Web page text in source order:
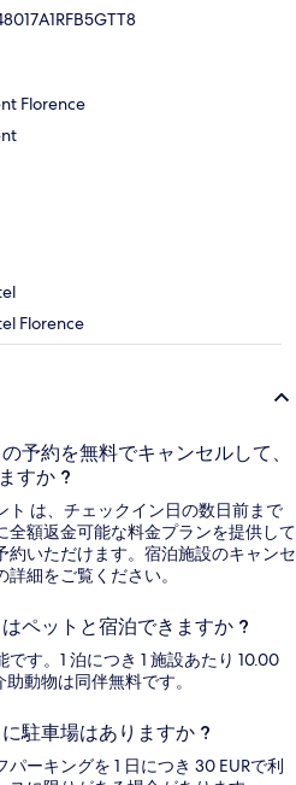
Florence
Florence
予約を無料でキャンセルして、
すか ?
ト は、チェックイン日の数日前まで
全額返金可能な料金プランを提供して
約いただけます。宿泊施設のキャンセ
細をご覧ください。
ペットと宿泊できますか ?
す。1 泊につき 1 施設あたり 10.00
動物は同伴無料です。
駐車場はありますか ?
ーキングを 1 日につき 30 EURで利